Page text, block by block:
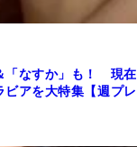
「なすか」も！ 現在
アを大特集【週プレ